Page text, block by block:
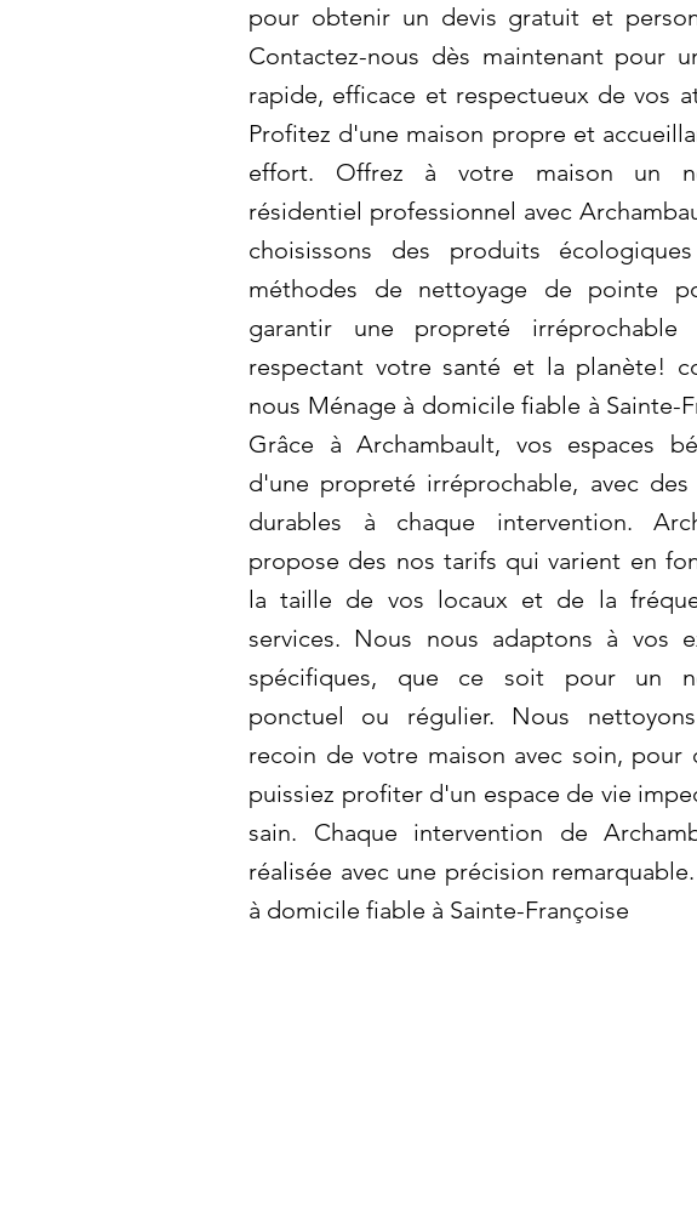
pour obtenir un devis gratuit et
Contactez-nous dès maintenant pour
rapide, efficace et respectueux de vos
Profitez d'une maison propre et
effort. Offrez à votre maison un
résidentiel professionnel avec
choisissons des produits
méthodes de nettoyage de pointe
garantir une propreté
respectant votre santé et la planète!
nous Ménage à domicile fiable à Sainte-
Grâce à Archambault, vos espaces
d'une propreté irréprochable, avec des
durables à chaque intervention.
propose des nos tarifs qui varient en
la taille de vos locaux et de la
services. Nous nous adaptons à vos
spécifiques, que ce soit pour un
ponctuel ou régulier. Nous
recoin de votre maison avec soin, pour
puissiez profiter d'un espace de vie
sain. Chaque intervention de
réalisée avec une précision
à domicile fiable à Sainte-Françoise